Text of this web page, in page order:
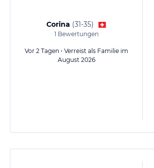
Corina (31-35)
1 Bewertungen
Vor 2 Tagen • Verreist als Familie im
August 2026